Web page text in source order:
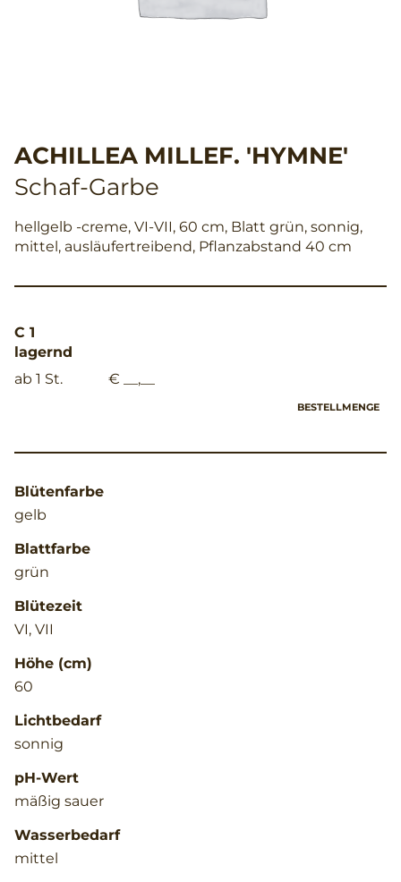
ACHILLEA MILLEF. 'HYMNE'
Schaf-Garbe
hellgelb -creme, VI-VII, 60 cm, Blatt grün, sonnig,
mittel, ausläufertreibend, Pflanzabstand 40 cm
C 1
lagernd
ab 1 St.
€ __,__
BESTELLMENGE
Blütenfarbe
gelb
Blattfarbe
grün
Blütezeit
VI, VII
Höhe (cm)
60
Lichtbedarf
sonnig
pH-Wert
mäßig sauer
Wasserbedarf
mittel